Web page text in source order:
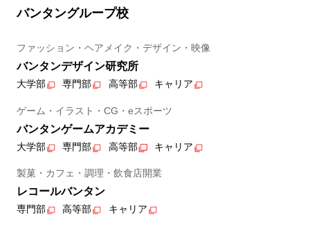
バンタングループ校
ファッション・ヘアメイク・デザイン・映像
バンタンデザイン研究所
大学部 専門部 高等部 キャリア
ゲーム・イラスト・CG・eスポーツ
バンタンゲームアカデミー
大学部 専門部 高等部 キャリア
製菓・カフェ・調理・飲食店開業
レコールバンタン
専門部 高等部 キャリア